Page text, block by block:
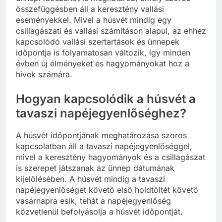
összefüggésben áll a keresztény vallási
eseményekkel. Mivel a húsvét mindig egy
csillagászati és vallási számításon alapul, az ehhez
kapcsolódó vallási szertartások és ünnepek
időpontja is folyamatosan változik, így minden
évben új élményeket és hagyományokat hoz a
hívek számára.
Hogyan kapcsolódik a húsvét a
tavaszi napéjegyenlőséghez?
A húsvét időpontjának meghatározása szoros
kapcsolatban áll a tavaszi napéjegyenlőséggel,
mivel a keresztény hagyományok és a csillagászat
is szerepet játszanak az ünnep dátumának
kijelölésében. A húsvét mindig a tavaszi
napéjegyenlőséget követő első holdtöltét követő
vasárnapra esik, tehát a napéjegyenlőség
közvetlenül befolyásolja a húsvét időpontját.